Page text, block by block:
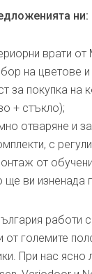
ни:
врати от
на цветове и
за покупка на
+ стъкло);
отваряне и
с
от
ще ви изненада
работи
от големите
При нас ясно